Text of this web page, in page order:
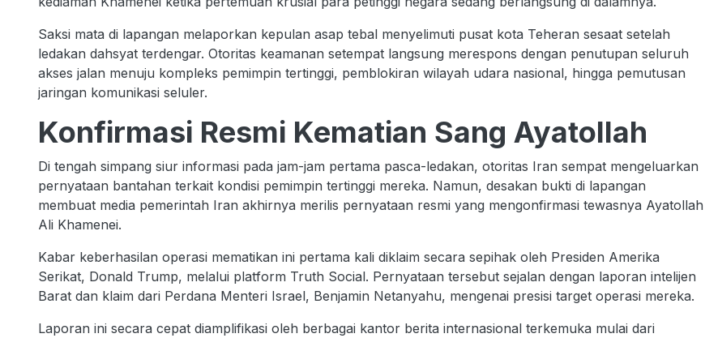
Saksi mata di lapangan melaporkan kepulan asap tebal menyelimuti pusat kota Teheran sesaat setelah
ledakan dahsyat terdengar. Otoritas keamanan setempat langsung merespons dengan penutupan seluruh
akses jalan menuju kompleks pemimpin tertinggi, pemblokiran wilayah udara nasional, hingga pemutusan
jaringan komunikasi seluler.
Konfirmasi Resmi Kematian Sang Ayatollah
Di tengah simpang siur informasi pada jam-jam pertama pasca-ledakan, otoritas Iran sempat mengeluarkan
pernyataan bantahan terkait kondisi pemimpin tertinggi mereka. Namun, desakan bukti di lapangan
membuat media pemerintah Iran akhirnya merilis pernyataan resmi yang mengonfirmasi tewasnya Ayatollah
Ali Khamenei.
Kabar keberhasilan operasi mematikan ini pertama kali diklaim secara sepihak oleh Presiden Amerika
Serikat, Donald Trump, melalui platform Truth Social. Pernyataan tersebut sejalan dengan laporan intelijen
Barat dan klaim dari Perdana Menteri Israel, Benjamin Netanyahu, mengenai presisi target operasi mereka.
Laporan ini secara cepat diamplifikasi oleh berbagai kantor berita internasional terkemuka mulai dari